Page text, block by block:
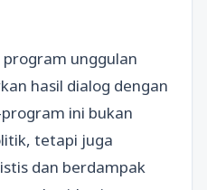
unggulan
hasil dialog dengan
ini bukan
tetapi juga
dan berdampak